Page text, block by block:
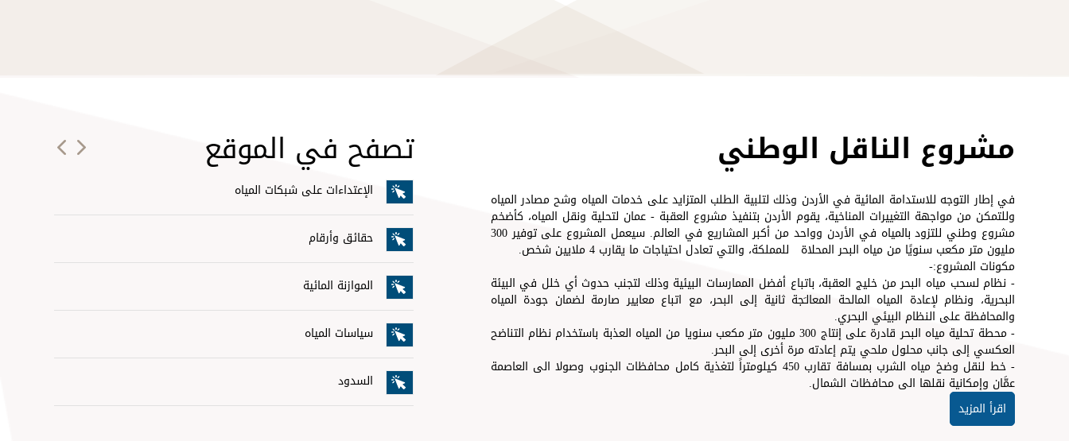
مشروع الناقل الوطني
في إطار التوجه للاستدامة المائية في الأردن وذلك لتلبية الطلب المتزايد على خدمات المياه وشح مصادر المياه
وللتمكن من مواجهة التغييرات المناخية، يقوم الأردن بتنفيذ مشروع العقبة - عمان لتحلية ونقل المياه، كأضخم
مشروع وطني للتزود بالمياه في الأردن وواحد من أكبر المشاريع في العالم. سيعمل المشروع على توفير 300
مليون متر مكعب سنويًا من مياه البحر المحلاة للمملكة، والتي تعادل احتياجات ما يقارب 4 ملايين شخص.
مكونات المشروع:-
- نظام لسحب مياه البحر من خليج العقبة، باتباع أفضل الممارسات البيئية وذلك لتجنب حدوث أي خلل في البيئة
البحرية، ونظام لإعادة المياه المالحة المعالـَجة ثانية إلى البحر، مع اتباع معايير صارمة لضمان جودة المياه
والمحافظة على النظام البيئي البحري.
- محطة تحلية مياه البحر قادرة على إنتاج 300 مليون متر مكعب سنويا من المياه العذبة باستخدام نظام التناضح
العكسي إلى جانب محلول ملحي يتم إعادته مرة أخرى إلى البحر.
- خط لنقل وضخ مياه الشرب بمسافة تقارب 450 كيلومتراً لتغذية كامل محافظات الجنوب وصولا الى العاصمة
عمَّان وإمكانية نقلها الى محافظات الشمال.
اقرأ المزيد
تصفح في الموقع
الخطط الاستراتيجية
الإعتداءات على شبكات المياه
حقائق وأرقام
الموازنة المائية
سياسات المياه
السدود